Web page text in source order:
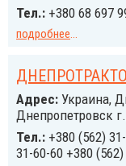
Тел.: +380 68 697
подробнее...
Адрес: Украина,
Днепропетровск
Тел.: +380 (562)
31-60-60 +380